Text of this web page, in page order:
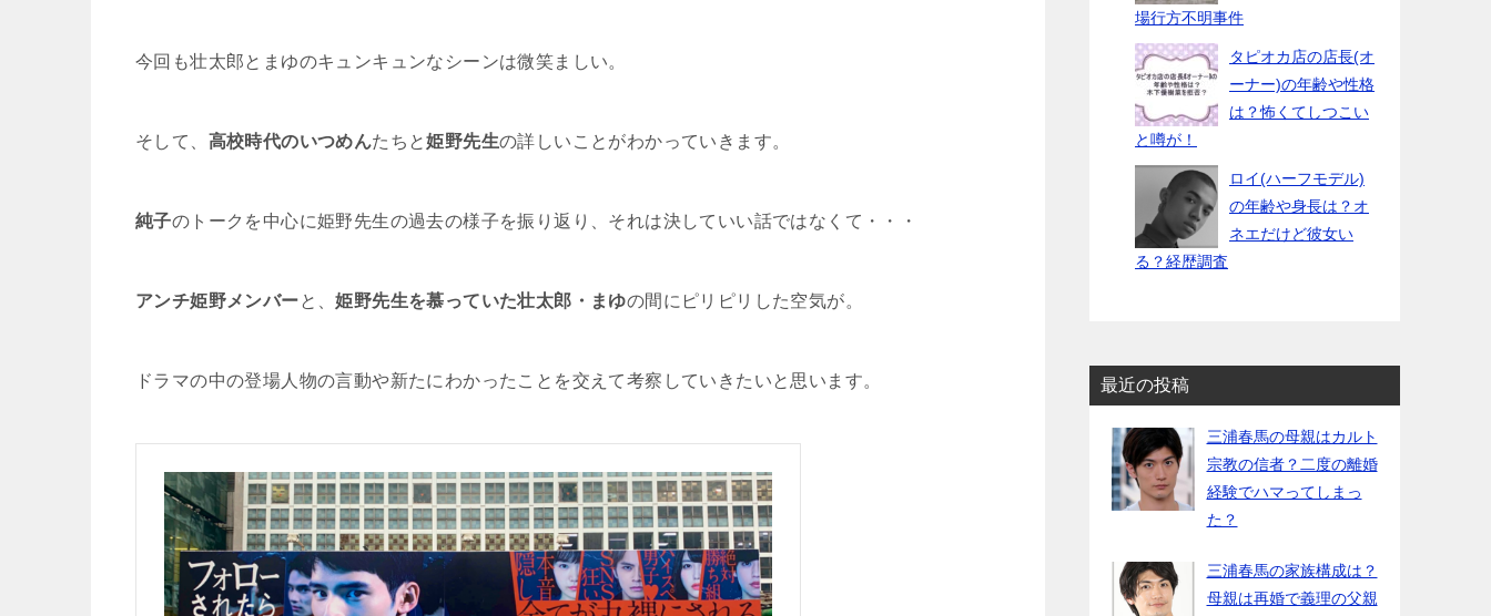
今回も壮太郎とまゆのキュンキュンなシーンは微笑ましい。
そして、 高校時代のいつめんたちと姫野先生の詳しいことがわかっていきます。
純子のトークを中心に姫野先生の過去の様子を振り返り、それは決していい話ではなくて・・・
アンチ姫野メンバーと、姫野先生を慕っていた壮太郎・まゆの間にピリピリした空気が。
ドラマの中の登場人物の言動や新たにわかったことを交えて考察していきたいと思います。
場行方不明事件
タピオカ店の店長(オ
ーナー)の年齢や性格
は？怖くてしつこい
と噂が！
ロイ(ハーフモデル)
の年齢や身長は？オ
ネエだけど彼女い
る？経歴調査
最近の投稿
三浦春馬の母親はカルト
宗教の信者？二度の離婚
経験でハマってしまっ
た？
三浦春馬の家族構成は？
母親は再婚で義理の父親